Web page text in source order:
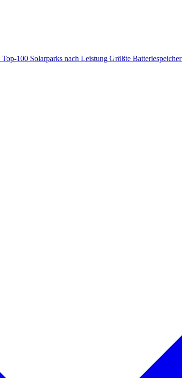
Top-100 Solarparks nach Leistung Größte Batteriespeicher